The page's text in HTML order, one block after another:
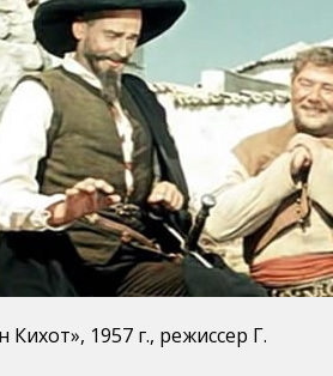
1957 г., режиссер Г.